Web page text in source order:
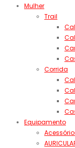
Mulher
Trail
Corrida
Equipamento